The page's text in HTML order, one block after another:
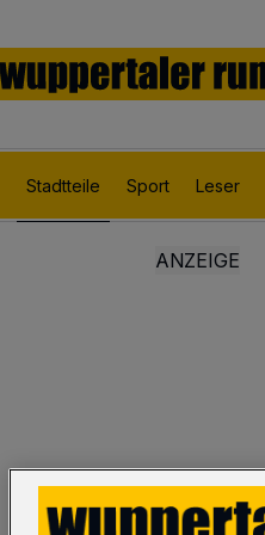
Stadtteile Sport Leser